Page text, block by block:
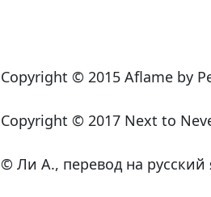
Copyright © 2015 Aflame by
Copyright © 2017 Next to
© Ли А., перевод на русский